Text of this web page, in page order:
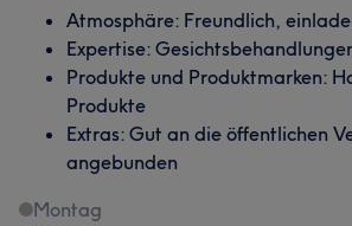
Atmosphäre: Freundlich,
Expertise:
Produkte und Produktmarken:
Produkte
Extras: Gut an die öffentlichen
angebunden
Montag